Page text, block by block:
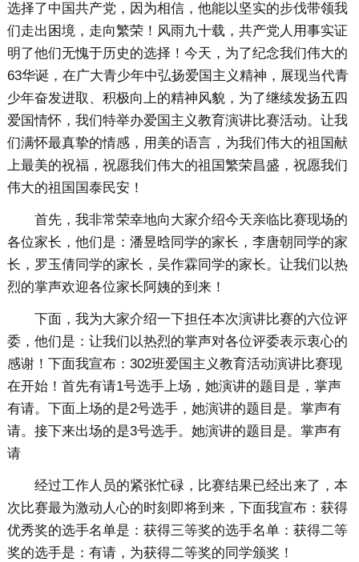
选择了中国共产党，因为相信，他能以坚实的步伐带领我
们走出困境，走向繁荣！风雨九十载，共产党人用事实证
明了他们无愧于历史的选择！今天，为了纪念我们伟大的
63华诞，在广大青少年中弘扬爱国主义精神，展现当代青
少年奋发进取、积极向上的精神风貌，为了继续发扬五四
爱国情怀，我们特举办爱国主义教育演讲比赛活动。让我
们满怀最真挚的情感，用美的语言，为我们伟大的祖国献
上最美的祝福，祝愿我们伟大的祖国繁荣昌盛，祝愿我们
伟大的祖国国泰民安！
首先，我非常荣幸地向大家介绍今天亲临比赛现场的
各位家长，他们是：潘昱晗同学的家长，李唐朝同学的家
长，罗玉倩同学的家长，吴作霖同学的家长。让我们以热
烈的掌声欢迎各位家长阿姨的到来！
下面，我为大家介绍一下担任本次演讲比赛的六位评
委，他们是：让我们以热烈的掌声对各位评委表示衷心的
感谢！下面我宣布：302班爱国主义教育活动演讲比赛现
在开始！首先有请1号选手上场，她演讲的题目是，掌声
有请。下面上场的是2号选手，她演讲的题目是。掌声有
请。接下来出场的是3号选手。她演讲的题目是。掌声有
请
经过工作人员的紧张忙碌，比赛结果已经出来了，本
次比赛最为激动人心的时刻即将到来，下面我宣布：获得
优秀奖的选手名单是：获得三等奖的选手名单：获得二等
奖的选手是：有请，为获得二等奖的同学颁奖！